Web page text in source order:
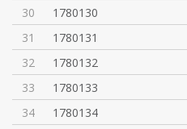
30
1780130
31
1780131
32
1780132
33
1780133
34
1780134